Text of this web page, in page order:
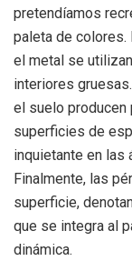
pretendíamos
paleta de colores.
el metal se
interiores
el suelo producen
superficies de
inquietante en las
Finalmente, las
superficie,
que se integra al
dinámica.